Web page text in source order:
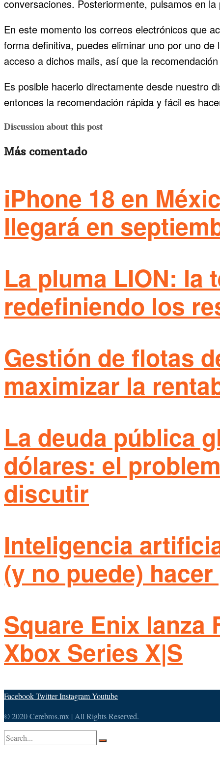
conversaciones. Posteriormente, pulsamos en
En este momento los correos electrónicos que
forma definitiva, puedes eliminar uno por uno
acceso a dichos mails, así que la
Es posible hacerlo directamente desde nuestro
entonces la recomendación rápida y fácil es
Discussion about this post
Más comentado
iPhone 18 en
llegará en
La pluma LION: la
redefiniendo los
Gestión de flotas
maximizar la
La deuda pública
dólares: el
discutir
Inteligencia
(y no puede)
Square Enix lanza
Xbox Series X|S
FacebookTwitterInstagramYoutube
© 2020 Cerebros.mx | All Rights Reserved.